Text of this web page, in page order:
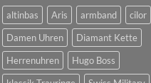
altinbas Aris armband
cilor
Damen Uhren
Diamant Kette
Herrenuhren
Hugo Boss